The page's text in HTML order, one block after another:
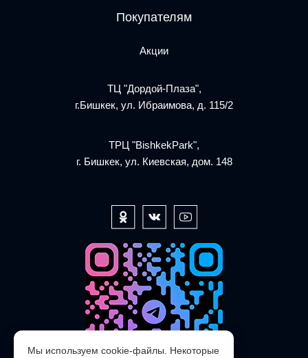
Покупателям
Акции
ТЦ "Дордой-Плаза",
г.Бишкек, ул. Ибраимова, д. 115/2
ТРЦ "BishkekPark",
г. Бишкек, ул. Киевская, дом. 148
Мы используем cookie-файлы. Некоторые